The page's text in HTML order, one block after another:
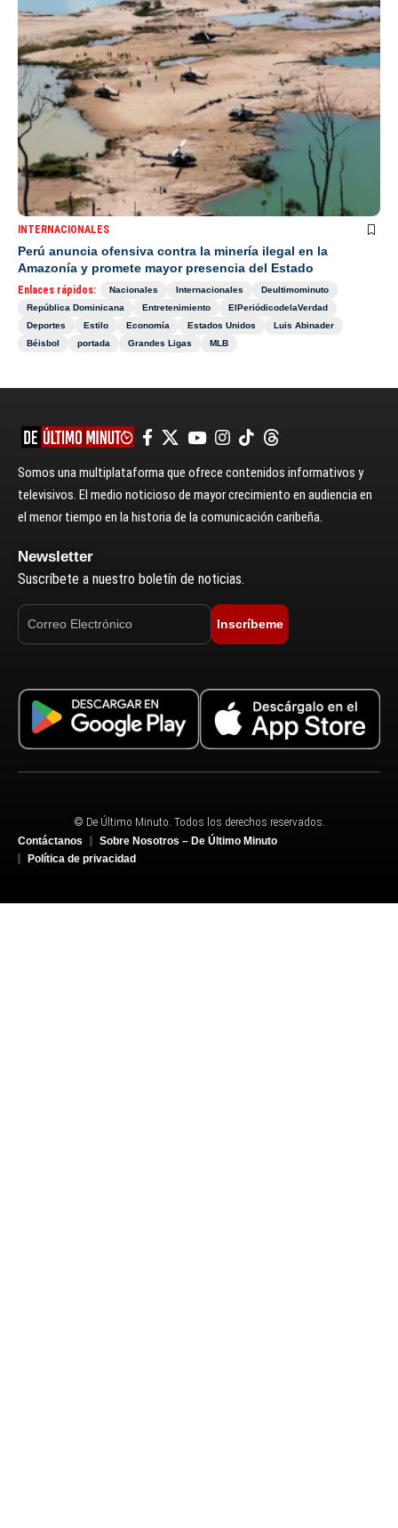
INTERNACIONALES
Perú anuncia ofensiva contra la minería ilegal en la
Amazonía y promete mayor presencia del Estado
Enlaces rápidos: Nacionales Internacionales
Deultimominuto
República Dominicana
Entretenimiento
ElPeriódicodelaVerdad
Deportes
Estilo Economía Estados Unidos
Luis Abinader
Béisbol
portada Grandes Ligas MLB
Somos una multiplataforma que ofrece contenidos informativos y
televisivos. El medio noticioso de mayor crecimiento en audiencia en
el menor tiempo en la historia de la comunicación caribeña.
Newsletter
Suscríbete a nuestro boletín de noticias.
Inscríbeme
© De Último Minuto. Todos los derechos reservados.
Contáctanos
Sobre Nosotros – De Último Minuto
Política de privacidad